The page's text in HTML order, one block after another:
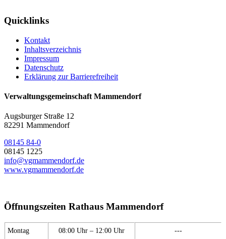
Quicklinks
Kontakt
Inhaltsverzeichnis
Impressum
Datenschutz
Erklärung zur Barrierefreiheit
Verwaltungsgemeinschaft Mammendorf
Augsburger Straße 12
82291 Mammendorf
08145 84-0
08145 1225
info@vgmammendorf.de
www.vgmammendorf.de
Öffnungszeiten Rathaus Mammendorf
Montag 08:00 Uhr – 12:00 Uhr ---